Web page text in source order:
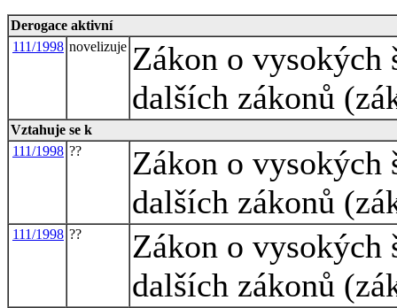
Derogace aktivní
111/1998 novelizuje Zákon o vysokých
dalších zákonů
Vztahuje se k
111/1998 ??
Zákon o vysokých
dalších zákonů
111/1998 ??
Zákon o vysokých
dalších zákonů